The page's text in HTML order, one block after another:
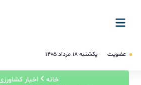
عضویت یکشنبه ۱۸ مرداد ۱۴۰۵
خانه
اخبار